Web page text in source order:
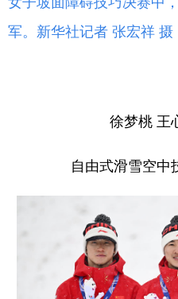
军。新华社记者 张宏祥 摄
徐梦桃 王
自由式滑雪空中